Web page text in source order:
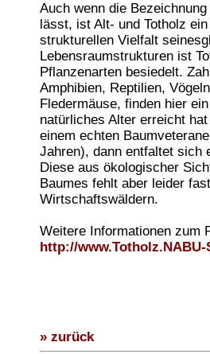
Auch wenn die
lässt, ist Alt- und Totholz
strukturellen Vielfalt
Lebensraumstrukturen ist
Pflanzenarten besiedelt.
Amphibien, Reptilien,
Fledermäuse, finden hier
natürliches Alter erreicht
einem echten
Jahren), dann entfaltet sich
Diese aus ökologischer
Baumes fehlt aber leider
Wirtschaftswäldern.
Weitere Informationen zum
http://www.Totholz.NABU-
» zurück